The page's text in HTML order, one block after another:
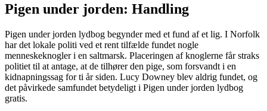
Pigen under jorden: Handling
Pigen under jorden lydbog begynder med et fund af et lig. I Norfolk
har det lokale politi ved et rent tilfælde fundet nogle
menneskeknogler i en saltmarsk. Placeringen af knoglerne får straks
politiet til at antage, at de tilhører den pige, som forsvandt i en
kidnapningssag for ti år siden. Lucy Downey blev aldrig fundet, og
det påvirkede samfundet betydeligt i Pigen under jorden lydbog
gratis.